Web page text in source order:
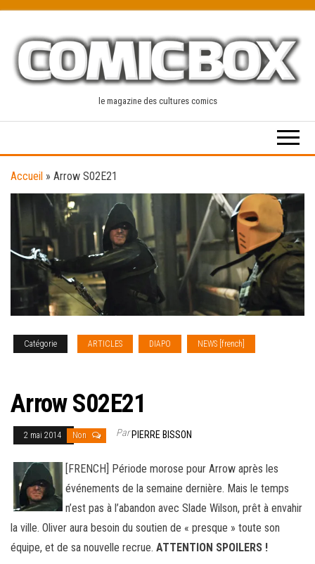
content
le magazine des cultures comics
Accueil » Arrow S02E21
Catégorie ARTICLES DIAPO NEWS [french]
Arrow S02E21
2 mai 2014 Non ParPIERRE BISSON
[FRENCH] Période morose pour Arrow après les
événements de la semaine dernière. Mais le temps
n’est pas à l’abandon avec Slade Wilson, prêt à envahir
la ville. Oliver aura besoin du soutien de « presque » toute son
équipe, et de sa nouvelle recrue. ATTENTION SPOILERS !